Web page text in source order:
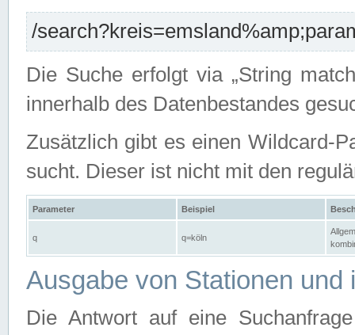
/
Die Suche erfolgt via „String
innerhalb des Datenbestandes
Zusätzlich gibt es einen Wildcard-
sucht. Dieser ist nicht mit den
Parameter Beispiel
q q=köln
Ausgabe von Stationen und
Die Antwort auf eine